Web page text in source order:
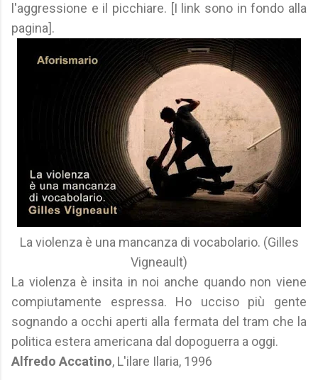
l'aggressione e il picchiare. [I link sono in fondo alla
pagina].
La violenza è una mancanza di vocabolario. (Gilles
Vigneault)
La violenza è insita in noi anche quando non viene
compiutamente espressa. Ho ucciso più gente
sognando a occhi aperti alla fermata del tram che la
politica estera americana dal dopoguerra a oggi.
Alfredo Accatino, L'ilare Ilaria, 1996